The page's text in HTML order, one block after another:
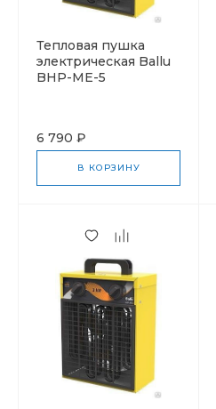
Тепловая пушка
электрическая Ballu
BHP-ME-5
6 790 ₽
В КОРЗИНУ